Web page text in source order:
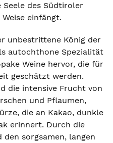
des Südtiroler
einfängt.
unbestrittene König der
autochthone Spezialität
Weine hervor, die für
geschätzt werden.
die intensive Frucht von
und Pflaumen,
die an Kakao, dunkle
erinnert. Durch die
sorgsamen, langen